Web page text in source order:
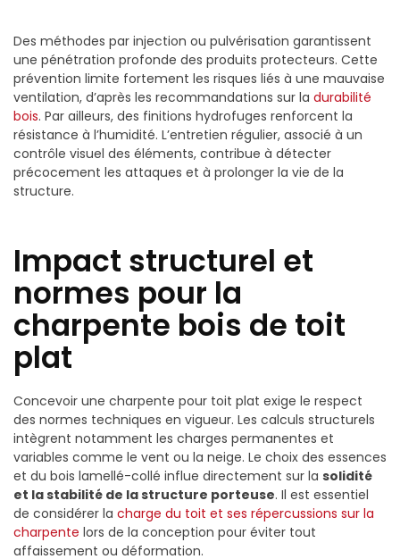
Des méthodes par injection ou pulvérisation garantissent
une pénétration profonde des produits protecteurs. Cette
prévention limite fortement les risques liés à une mauvaise
ventilation, d’après les recommandations sur la durabilité
bois. Par ailleurs, des finitions hydrofuges renforcent la
résistance à l’humidité. L’entretien régulier, associé à un
contrôle visuel des éléments, contribue à détecter
précocement les attaques et à prolonger la vie de la
structure.
Impact structurel et
normes pour la
charpente bois de toit
plat
Concevoir une charpente pour toit plat exige le respect
des normes techniques en vigueur. Les calculs structurels
intègrent notamment les charges permanentes et
variables comme le vent ou la neige. Le choix des essences
et du bois lamellé-collé influe directement sur la solidité
et la stabilité de la structure porteuse. Il est essentiel
de considérer la charge du toit et ses répercussions sur la
charpente lors de la conception pour éviter tout
affaissement ou déformation.